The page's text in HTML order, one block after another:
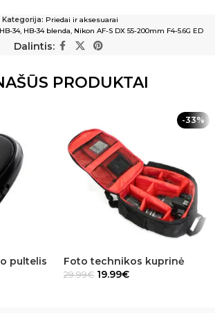
Kategorija: Priedai ir aksesuarai
HB-34, HB-34 blenda, Nikon AF-S DX 55-200mm F4-5.6G ED
Dalintis:
PRODUKTAI
pultelis
-33%
Foto technikos kuprinė
29.99€ 19.99€